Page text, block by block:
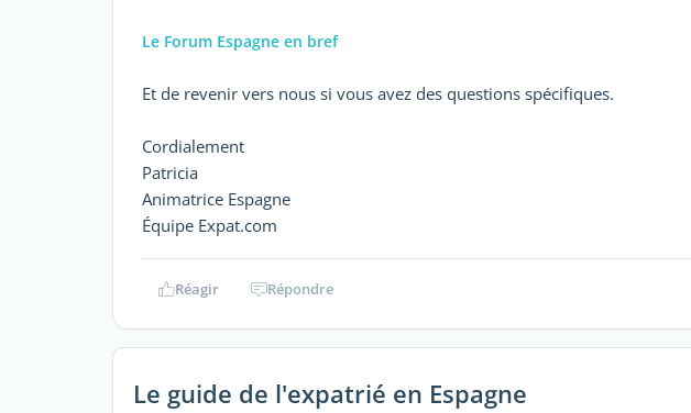
Le Forum Espagne en bref
Et de revenir vers nous si vous avez des questions spécifiques.
Cordialement
Patricia
Animatrice Espagne
Équipe Expat.com
Réagir Répondre
Le guide de l'expatrié en Espagne